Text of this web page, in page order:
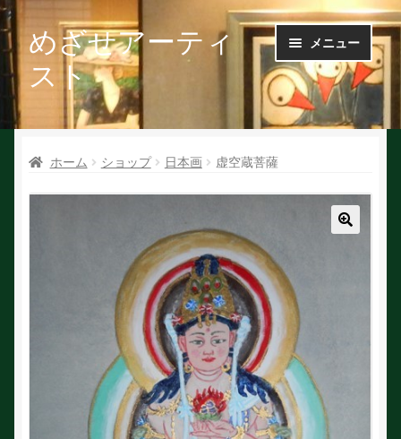
ナ
ビ
ゲ
ン
へ
コ
ン
テ
ス
キ
めざせアーティ
スト
メニュー
Ｑ＆Ａ
お問い合せ
ホーム ショップ 日本画 虚空蔵菩薩